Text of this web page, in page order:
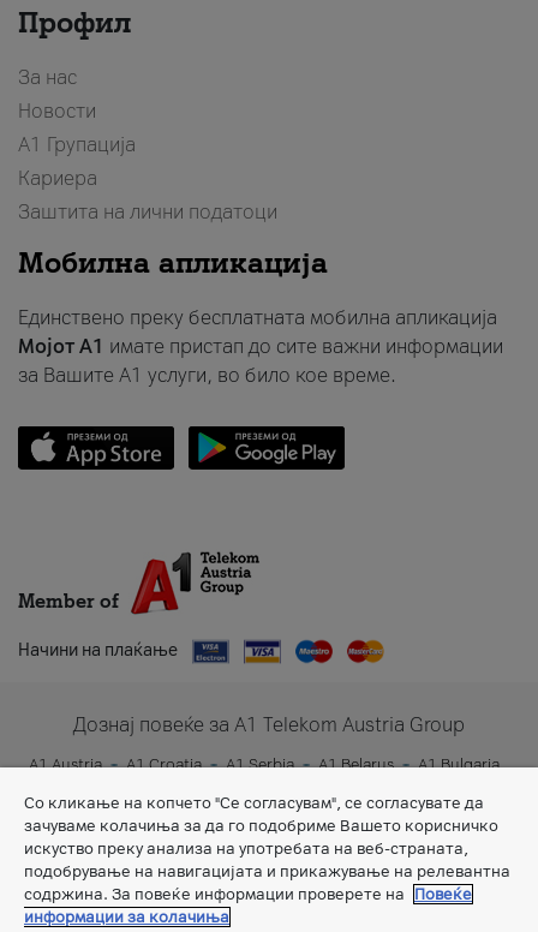
Профил
За нас
Новости
А1 Групација
Кариера
Заштита на лични податоци
Мобилна апликација
Единствено преку бесплатната мобилна апликација
Мојот A1 имате пристап до сите важни информации
за Вашите A1 услуги, во било кое време.
Member of
Начини на плаќање
Дознај повеќе за A1 Telekom Austria Group
A1 Austria A1 Croatia A1 Serbia A1 Belarus
A1 Bulgaria
A1 Slovenia
A1 Digital
Со кликање на копчето "Се согласувам", се согласувате да
зачуваме колачиња за да го подобриме Вашето корисничко
искуство преку анализа на употребата на веб-страната,
подобрување на навигацијата и прикажување на релевантна
содржина. За повеќе информации проверете на
Повеќе
информации за колачиња